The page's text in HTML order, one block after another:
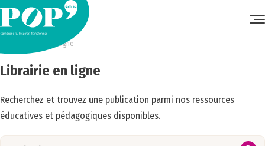
Librairie en ligne
Librairie en ligne
Recherchez et trouvez une publication parmi nos ressources
éducatives et pédagogiques disponibles.